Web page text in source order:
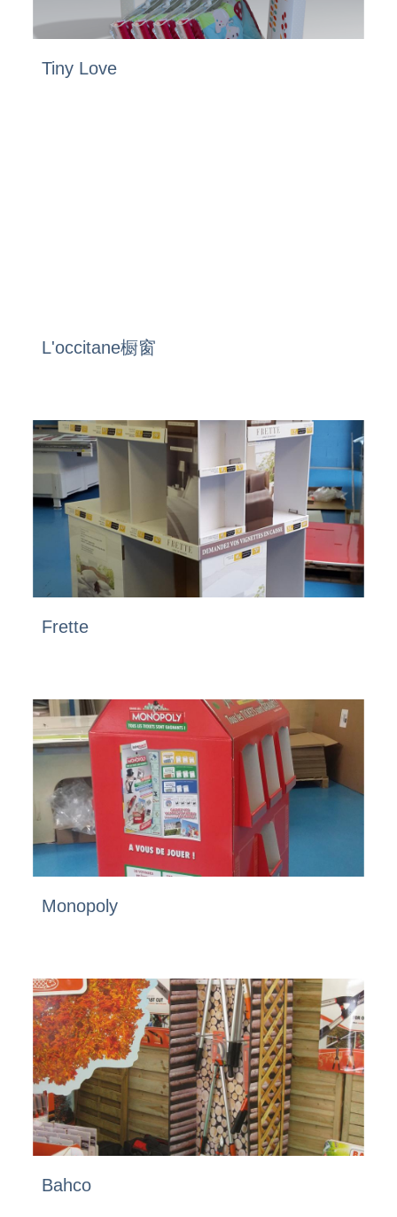
Tiny Love
L'occitane橱窗
Frette
Monopoly
Bahco